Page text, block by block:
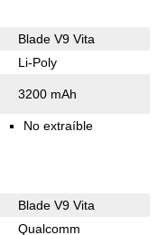
Blade V9 Vita
Li-Poly
3200 mAh
No extraíble
Blade V9 Vita
Qualcomm